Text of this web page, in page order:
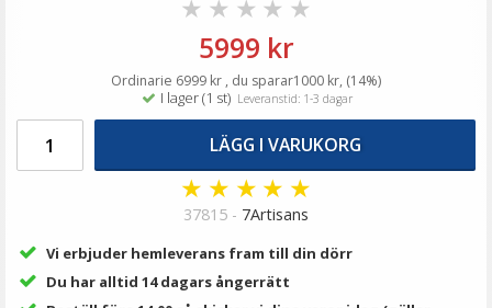
99 kr
LÄGG I VARUKORG
★ ★ ★ ★ ★
5999 kr
Ordinarie 6999 kr , du sparar1000 kr, (14%)
I lager (1 st) Leveranstid: 1-3 dagar
LÄGG I VARUKORG
★ ★ ★ ★ ★
37815 - 7Artisans
Vi erbjuder hemleverans fram till din dörr
Du har alltid 14 dagars ångerrätt